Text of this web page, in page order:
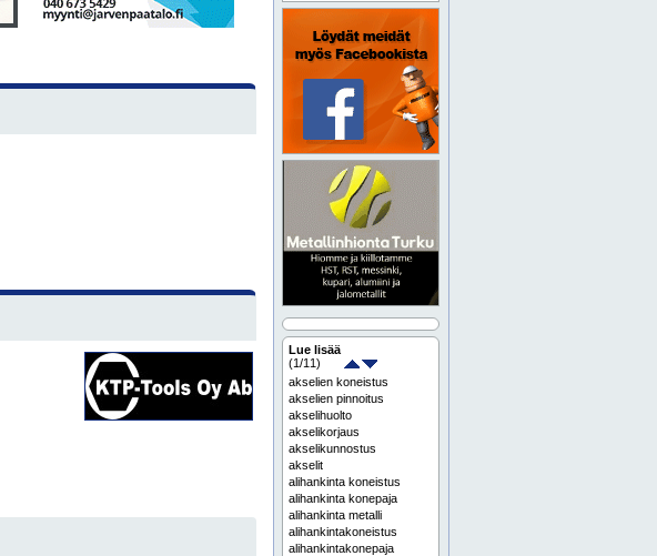
Lue lisää
(1/11)
akselien koneistus
akselien pinnoitus
akselihuolto
akselikorjaus
akselikunnostus
akselit
alihankinta koneistus
alihankinta konepaja
alihankinta metalli
alihankintakoneistus
alihankintakonepaja